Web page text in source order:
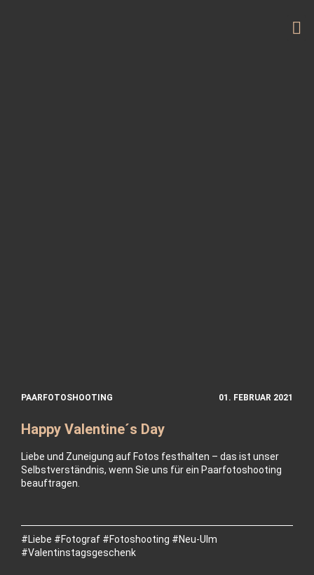
PAARFOTOSHOOTING 01. FEBRUAR 2021
Happy Valentine´s Day
Liebe und Zuneigung auf Fotos festhalten – das ist unser
Selbstverständnis, wenn Sie uns für ein Paarfotoshooting
beauftragen.
#Liebe #Fotograf #Fotoshooting #Neu-Ulm
#Valentinstagsgeschenk